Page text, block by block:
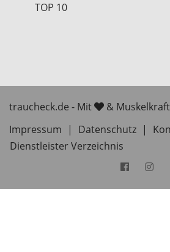
TOP 10
traucheck.de - Mit
&
Impressum
| Datenschutz |
Dienstleister Verzeichnis